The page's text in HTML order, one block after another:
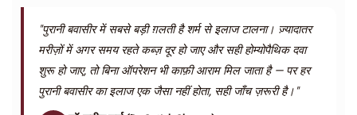
"पुरानी बवासीर में सबसे बड़ी ग़लती है शर्म से इलाज टालना। ज़्यादातर
मरीज़ों में अगर समय रहते कब्ज़ दूर हो जाए और सही होम्योपैथिक दवा
शुरू हो जाए, तो बिना ऑपरेशन भी काफ़ी आराम मिल जाता है — पर हर
पुरानी बवासीर का इलाज एक जैसा नहीं होता, सही जाँच ज़रूरी है।"